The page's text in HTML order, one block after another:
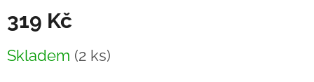
319 Kč
cena:
Skladem (2 ks)